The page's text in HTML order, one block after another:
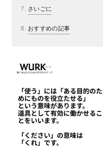
さいごに
おすすめの記事